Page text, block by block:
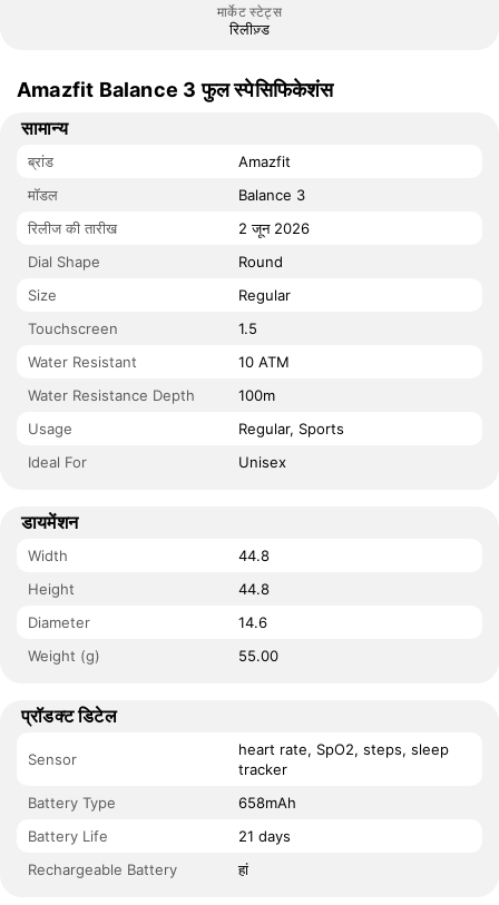
मार्केट स्टेट्स
रिलीज़्ड
Amazfit Balance 3 फुल स्पेसिफिकेशंस
सामान्य
ब्रांड
Amazfit
मॉडल
Balance 3
रिलीज की तारीख
2 जून 2026
Dial Shape
Round
Size
Regular
Touchscreen
1.5
Water Resistant
10 ATM
Water Resistance Depth
100m
Usage
Regular, Sports
Ideal For
Unisex
डायमेंशन
Width
44.8
Height
44.8
Diameter
14.6
Weight (g)
55.00
प्रॉडक्ट डिटेल
Sensor
heart rate, SpO2, steps, sleep
tracker
Battery Type
658mAh
Battery Life
21 days
Rechargeable Battery
हां